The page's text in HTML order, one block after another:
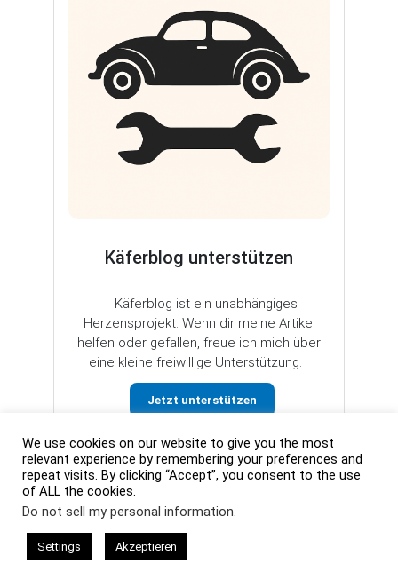
Käferblog unterstützen
Käferblog ist ein unabhängiges
Herzensprojekt. Wenn dir meine Artikel
helfen oder gefallen, freue ich mich über
eine kleine freiwillige Unterstützung.
Jetzt unterstützen
VW Käfer Blog Archiv
We use cookies on our website to give you the most
relevant experience by remembering your preferences and
repeat visits. By clicking “Accept”, you consent to the use
of ALL the cookies.
Do not sell my personal information.
Settings Akzeptieren